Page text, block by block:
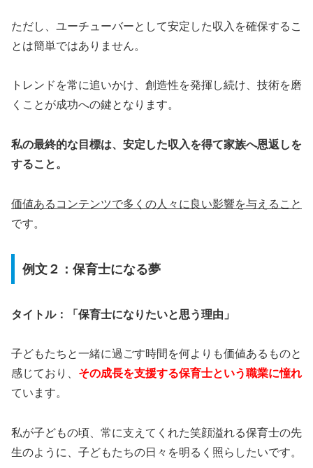
ただし、ユーチューバーとして安定した収入を確保するこ
とは簡単ではありません。
トレンドを常に追いかけ、創造性を発揮し続け、技術を磨
くことが成功への鍵となります。
私の最終的な目標は、安定した収入を得て家族へ恩返しを
すること。
価値あるコンテンツで多くの人々に良い影響を与えること
です。
例文２：保育士になる夢
タイトル：「保育士になりたいと思う理由」
子どもたちと一緒に過ごす時間を何よりも価値あるものと
感じており、 その成長を支援する保育士という職業に憧れ
ています。
私が子どもの頃、常に支えてくれた笑顔溢れる保育士の先
生のように、子どもたちの日々を明るく照らしたいです。